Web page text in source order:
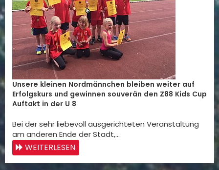
Unsere kleinen Nordmännchen bleiben weiter auf
Erfolgskurs und gewinnen souverän den Z88 Kids Cup
Auftakt in der U 8
Bei der sehr liebevoll ausgerichteten Veranstaltung
am anderen Ende der Stadt,…
WEITERLESEN